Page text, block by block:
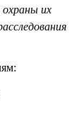
охраны их